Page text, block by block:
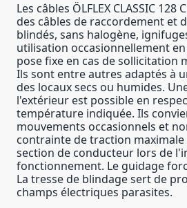
Les câbles ÖLFLEX CLASSIC 128
des câbles de raccordement et
blindés, sans halogène,
utilisation occasionnellement
pose fixe en cas de sollicitation
Ils sont entre autres adaptés à
des locaux secs ou humides.
l'extérieur est possible en
température indiquée. Ils
mouvements occasionnels et
contrainte de traction maximale
section de conducteur lors de
fonctionnement. Le guidage
La tresse de blindage sert de
champs électriques parasites.